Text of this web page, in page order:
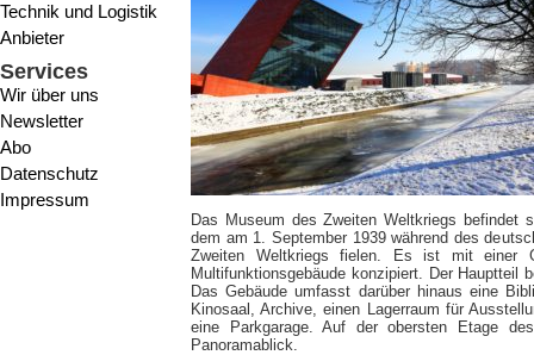
Technik und Logistik
Anbieter
Services
Wir über uns
Newsletter
Abo
Datenschutz
Impressum
Das Museum des Zweiten Weltkriegs befindet
dem am 1. September 1939 während des
Zweiten Weltkriegs fielen. Es ist mit einer
Multifunktionsgebäude konzipiert. Der Hauptteil
Das Gebäude umfasst darüber hinaus eine
Kinosaal, Archive, einen Lagerraum für
eine Parkgarage. Auf der obersten Etage
Panoramablick.